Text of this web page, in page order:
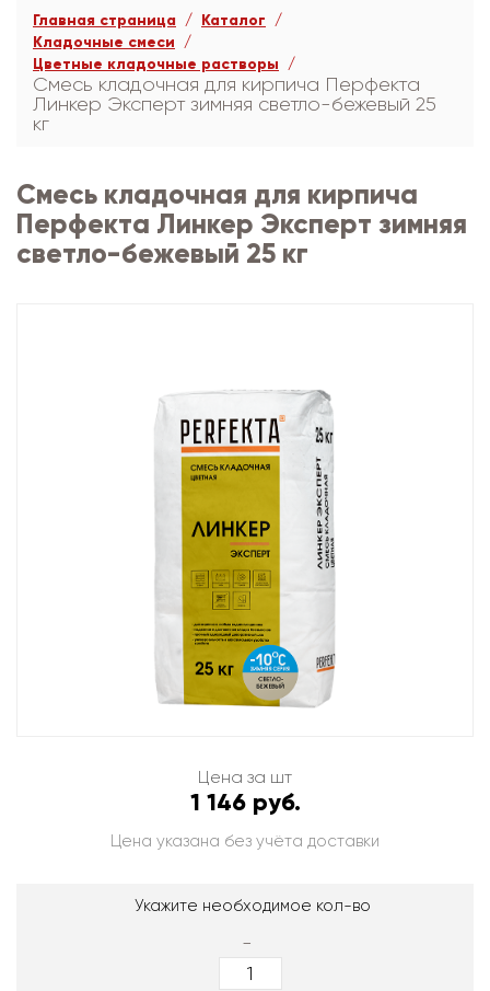
Главная страница
Каталог
Кладочные смеси
Цветные кладочные растворы
Смесь кладочная для кирпича Перфекта
Линкер Эксперт зимняя светло-бежевый 25
кг
Смесь кладочная для кирпича
Перфекта Линкер Эксперт зимняя
светло-бежевый 25 кг
Цена за шт
1 146 руб.
Цена указана без учёта доставки
Укажите необходимое кол-во
-